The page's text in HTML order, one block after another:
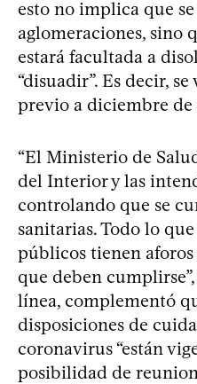
esto no implica que
aglomeraciones, sino
estará facultada a
“disuadir”. Es decir,
previo a diciembre de
“El Ministerio de
del Interior y las
controlando que se
sanitarias. Todo lo
públicos tienen
que deben
línea, complementó
disposiciones de
coronavirus “están
posibilidad de